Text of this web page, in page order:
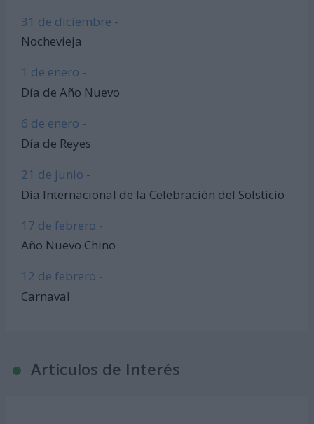
31 de diciembre -
Nochevieja
1 de enero -
Día de Año Nuevo
6 de enero -
Día de Reyes
21 de junio -
Día Internacional de la Celebración del Solsticio
17 de febrero -
Año Nuevo Chino
12 de febrero -
Carnaval
Articulos de Interés